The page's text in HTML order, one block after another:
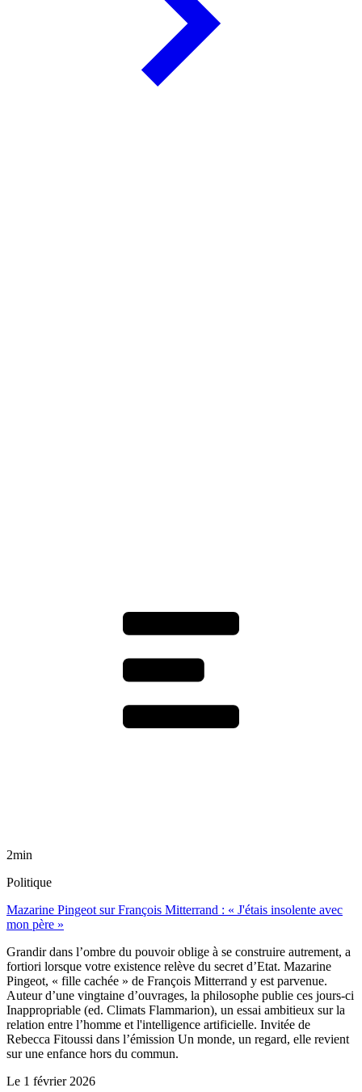
2min
Politique
Mazarine Pingeot sur François Mitterrand : « J'étais insolente avec
mon père »
Grandir dans l’ombre du pouvoir oblige à se construire autrement, a
fortiori lorsque votre existence relève du secret d’Etat. Mazarine
Pingeot, « fille cachée » de François Mitterrand y est parvenue.
Auteur d’une vingtaine d’ouvrages, la philosophe publie ces jours-ci
Inappropriable (ed. Climats Flammarion), un essai ambitieux sur la
relation entre l’homme et l'intelligence artificielle. Invitée de
Rebecca Fitoussi dans l’émission Un monde, un regard, elle revient
sur une enfance hors du commun.
Le 1 février 2026